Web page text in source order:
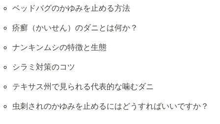
ベッドバグのかゆみを止める方法
疥癬（かいせん）のダニとは何か？
ナンキンムシの特徴と生態
シラミ対策のコツ
テキサス州で見られる代表的な噛むダニ
虫刺されのかゆみを止めるにはどうすればいいですか？